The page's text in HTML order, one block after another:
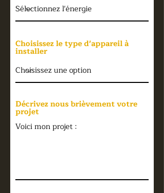
Choisissez le type d'appareil à
installer
Décrivez nous brièvement votre
projet